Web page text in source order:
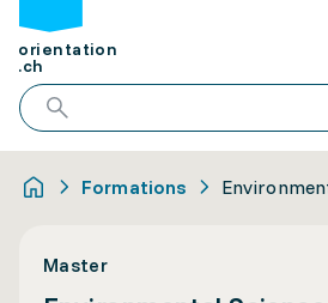
orientation
.ch
Formations
Master